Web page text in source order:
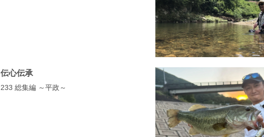
伝心伝承
233 総集編 ～平政～